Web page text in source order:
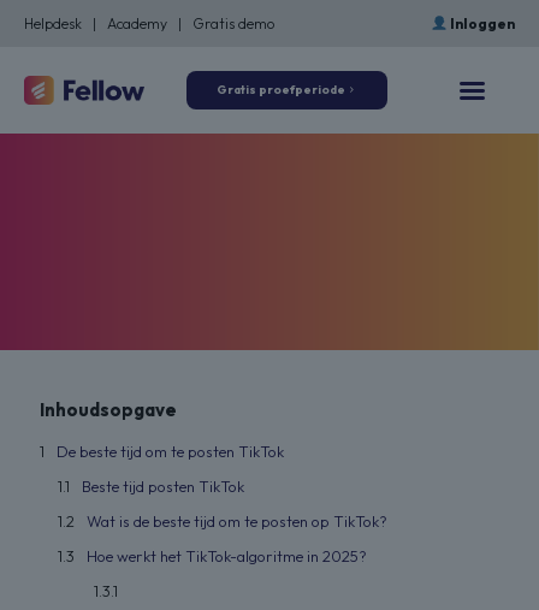
Helpdesk | Academy | Gratis demo Inloggen
Gratis proefperiode
Inhoudsopgave
De beste tijd om te posten TikTok
Beste tijd posten TikTok
Wat is de beste tijd om te posten op TikTok?
Hoe werkt het TikTok-algoritme in 2025?